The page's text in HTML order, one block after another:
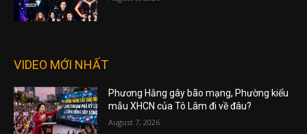
VIDEO MỚI NHẤT
Phương Hằng gây bão mạng, Phường kiểu
mẫu XHCN của Tô Lâm đi về đâu?
August 7, 2026